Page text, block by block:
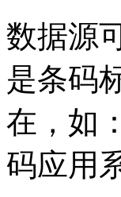
数据源
是条码
在，如
码应用